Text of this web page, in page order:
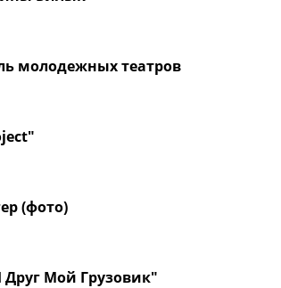
молодежных театров
(фото)
Мой Грузовик"